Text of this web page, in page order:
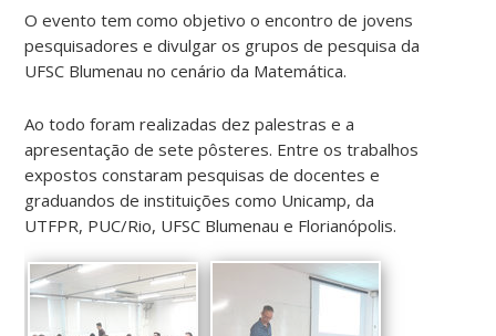
O evento tem como objetivo o encontro de jovens
pesquisadores e divulgar os grupos de pesquisa da
UFSC Blumenau no cenário da Matemática.
Ao todo foram realizadas dez palestras e a
apresentação de sete pôsteres. Entre os trabalhos
expostos constaram pesquisas de docentes e
graduandos de instituições como Unicamp, da
UTFPR, PUC/Rio, UFSC Blumenau e Florianópolis.